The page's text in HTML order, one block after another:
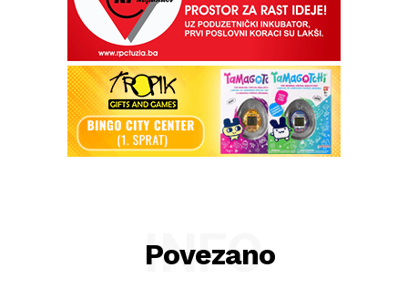
Povezano
INFO